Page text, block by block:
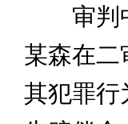
审判中
某森在二
其犯罪行